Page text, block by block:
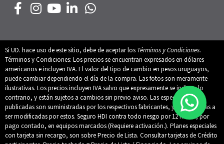
Si UD. hace uso de este sitio, debe de aceptar los Términos y Condiciones.
Términos y Condiciones: Los precios se encuentran expresados en dólares
americanos e incluyen IVA. El valor del tipo de cambio en pesos uruguayos,
puede cambiar dependiendo el día de la compra. Las fotos son meramente
ilustrativas. Los precios incluyen IVA salvo que expresamente se indique lo
contrario, y están sujetos a cambios sin previo aviso. Las especificaciones
publicadas son suministradas por los respectivos fabricantes, y están sujetas a
ser modificadas por estos. Seguro HDI contra todo riesgo por 12 meses, por
pago contado, en equipos marcados (Requiere activación.). Planes especiales
con tarjeta sin recargo, son sobre Precio de Lista. Consultar tarjetas de Crédito